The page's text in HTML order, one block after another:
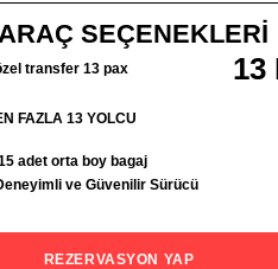
SEÇENEKLERİ
transfer 13 pax 13
FAZLA 13 YOLCU
adet orta boy bagaj
ve Güvenilir Sürücü
REZERVASYON YAP